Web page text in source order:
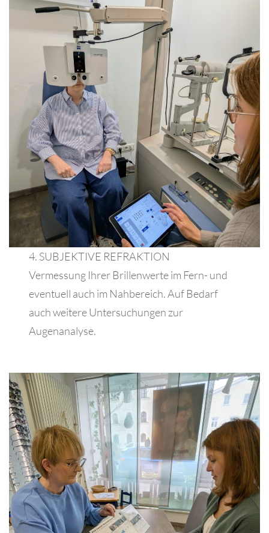
4. SUBJEKTIVE REFRAKTION
Vermessung Ihrer Brillenwerte im Fern- und
eventuell auch im Nahbereich. Auf Bedarf
auch weitere Untersuchungen zur
Augenanalyse.